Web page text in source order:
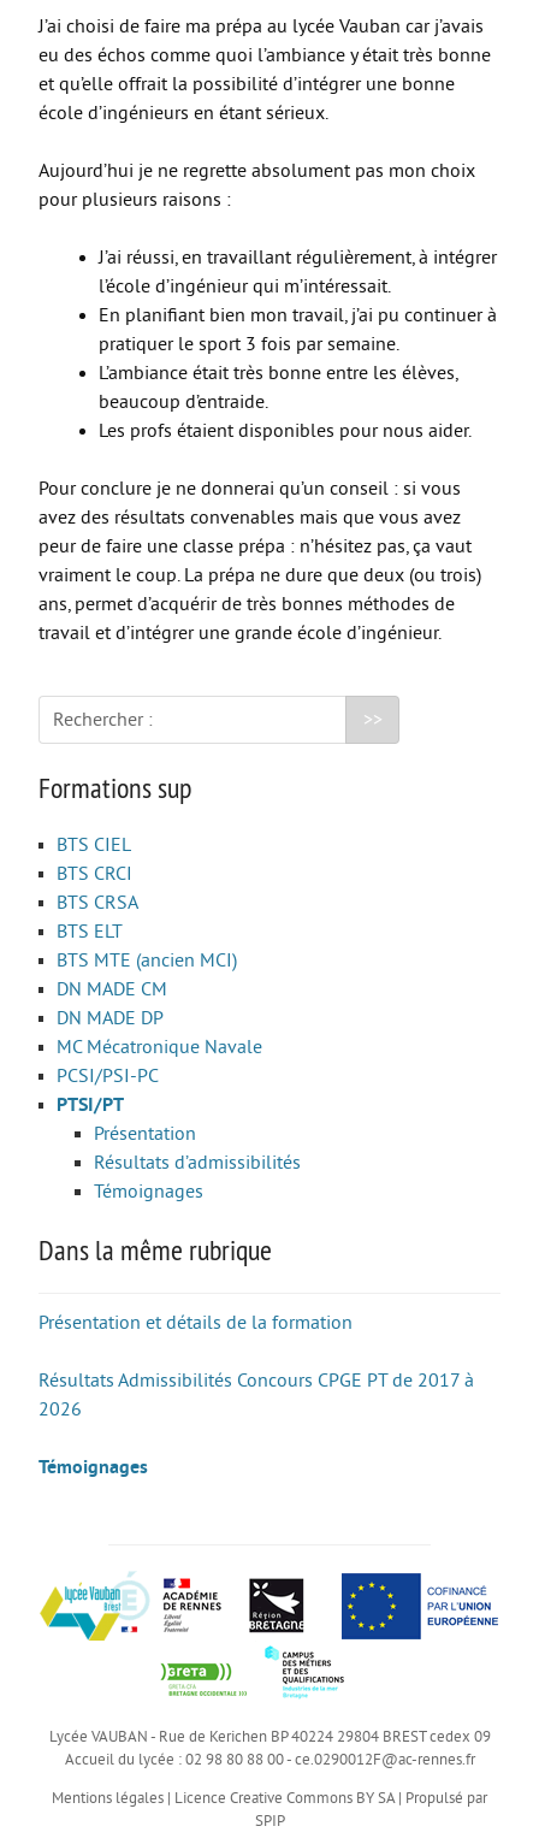
J’ai choisi de faire ma prépa au lycée Vauban car j’avais
eu des échos comme quoi l’ambiance y était très bonne
et qu’elle offrait la possibilité d’intégrer une bonne
école d’ingénieurs en étant sérieux.
Aujourd’hui je ne regrette absolument pas mon choix
pour plusieurs raisons :
J’ai réussi, en travaillant régulièrement, à intégrer
l’école d’ingénieur qui m’intéressait.
En planifiant bien mon travail, j’ai pu continuer à
pratiquer le sport 3 fois par semaine.
L’ambiance était très bonne entre les élèves,
beaucoup d’entraide.
Les profs étaient disponibles pour nous aider.
Pour conclure je ne donnerai qu’un conseil : si vous
avez des résultats convenables mais que vous avez
peur de faire une classe prépa : n’hésitez pas, ça vaut
vraiment le coup. La prépa ne dure que deux (ou trois)
ans, permet d’acquérir de très bonnes méthodes de
travail et d’intégrer une grande école d’ingénieur.
Rechercher :
Formations sup
BTS CIEL
BTS CRCI
BTS CRSA
BTS ELT
BTS MTE (ancien MCI)
DN MADE CM
DN MADE DP
MC Mécatronique Navale
PCSI/PSI-PC
PTSI/PT
Présentation
Résultats d’admissibilités
Témoignages
Dans la même rubrique
Présentation et détails de la formation
Résultats Admissibilités Concours CPGE PT de 2017 à
2026
Témoignages
Lycée VAUBAN - Rue de Kerichen BP 40224 29804 BREST cedex 09
Accueil du lycée : 02 98 80 88 00 - ce.0290012F@ac-rennes.fr
Mentions légales | Licence Creative Commons BY SA | Propulsé par
SPIP